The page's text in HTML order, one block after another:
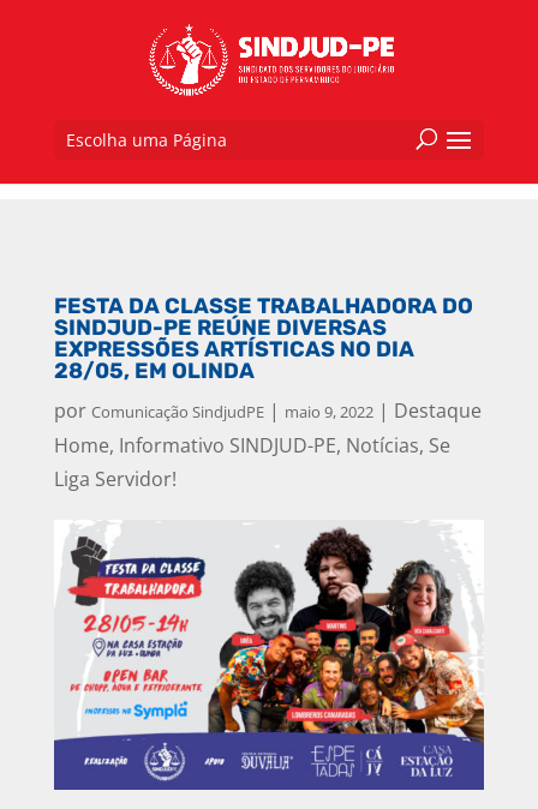
Escolha uma Página
FESTA DA CLASSE TRABALHADORA DO
SINDJUD-PE REÚNE DIVERSAS
EXPRESSÕES ARTÍSTICAS NO DIA
28/05, EM OLINDA
por Comunicação SindjudPE| maio 9, 2022| Destaque
Home, Informativo SINDJUD-PE, Notícias, Se
Liga Servidor!